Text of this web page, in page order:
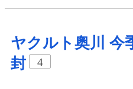
ヤクルト奥川 今
封
4